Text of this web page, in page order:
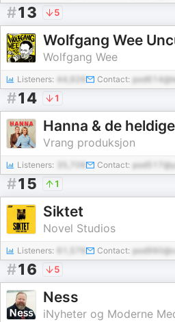
#13 5
Wolfgang Wee
Wolfgang Wee
Listeners: 44,926 Contact:
#14 1
Hanna & de heldige
Vrang produksjon
Listeners: Contact:
#15 1
Siktet
Novel Studios
Listeners: Contact:
#16 5
Ness
iNyheter og Moderne